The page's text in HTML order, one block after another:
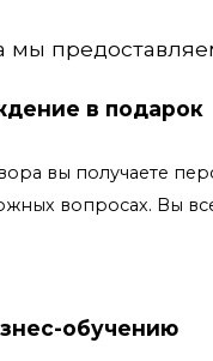
в подарок
вы получаете
вопросах. Вы
обучению